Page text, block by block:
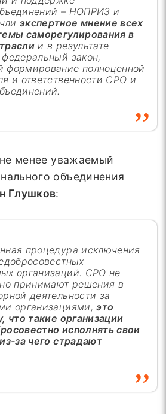
– НОПРИЗ и
экспертное мнение всех
саморегулирования в
и в результате
закон,
формирование полноценной
и ответственности СРО и
менее уважаемый
объединения
Глушков:
процедура исключения
организаций. СРО не
принимают решения в
деятельности за
организациями,это
что такие организации
исполнять свои
за чего страдают